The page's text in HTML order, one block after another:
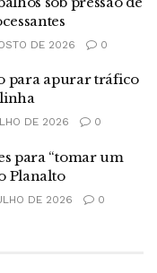
DE 2026 0
para apurar tráfico
DE 2026 0
para “tomar um
Planalto
DE 2026 0